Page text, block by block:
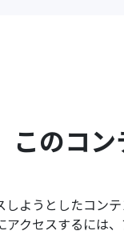
このコ
しようとしたコン
アクセスするには